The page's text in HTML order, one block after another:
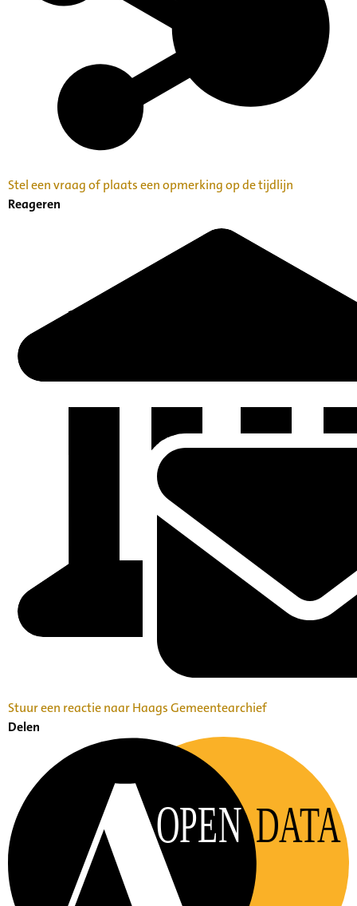
Stel een vraag of plaats een opmerking op de tijdlijn
Reageren
Stuur een reactie naar Haags Gemeentearchief
Delen
OPEN DATA